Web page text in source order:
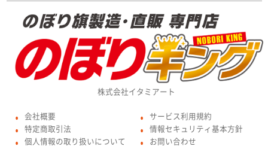
株式会社イタミアート
● 会社概要
● 特定商取引法
● 個人情報の取り扱いについて
● サービス利用規約
● 情報セキュリティ基本方針
● お問い合わせ